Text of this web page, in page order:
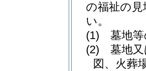
の福祉の
い。
(1)
墓地
(2)
墓地
図、火葬